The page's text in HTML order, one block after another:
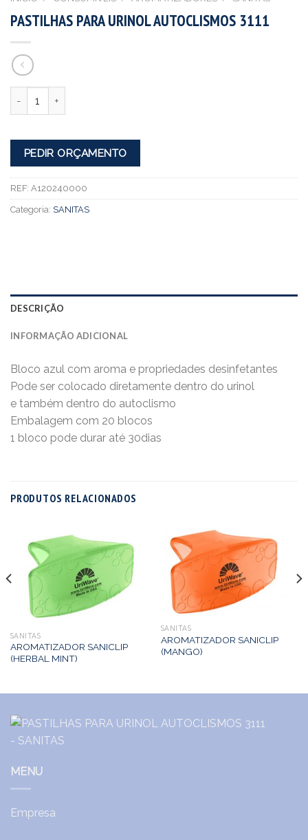
PASTILHAS PARA URINOL AUTOCLISMOS 3111
PEDIR ORÇAMENTO
REF: A120240000
Categoria: SANITAS
DESCRIÇÃO
INFORMAÇÃO ADICIONAL
Bloco azul com aroma e propriedades desinfetantes
Pode ser colocado diretamente dentro do urinol
e também dentro do autoclismo
Embalagem com 20 blocos
1 bloco pode durar até 30dias
PRODUTOS RELACIONADOS
SANITAS
AROMATIZADOR SANICLIP
(HERBAL MINT)
SANITAS
AROMATIZADOR SANICLIP
(MANGO)
MENU
Empresa